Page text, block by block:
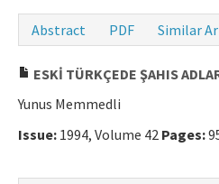
Abstract
PDF Similar
ESKİ TÜRKÇEDE ŞAHIS
Yunus Memmedli
Issue: 1994, Volume 42 Pages: